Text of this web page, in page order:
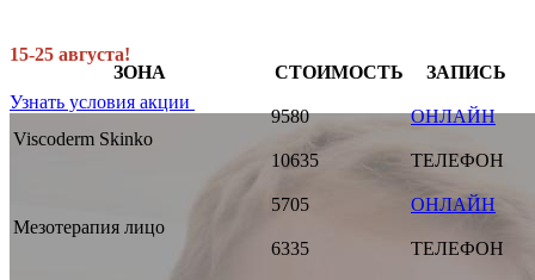
15-25 августа!
Узнать условия акции
ЗОНА СТОИМОСТЬ ЗАПИСЬ
Viscoderm Skinko
9580 ОНЛАЙН
10635 ТЕЛЕФОН
Мезотерапия лицо
5705 ОНЛАЙН
6335 ТЕЛЕФОН